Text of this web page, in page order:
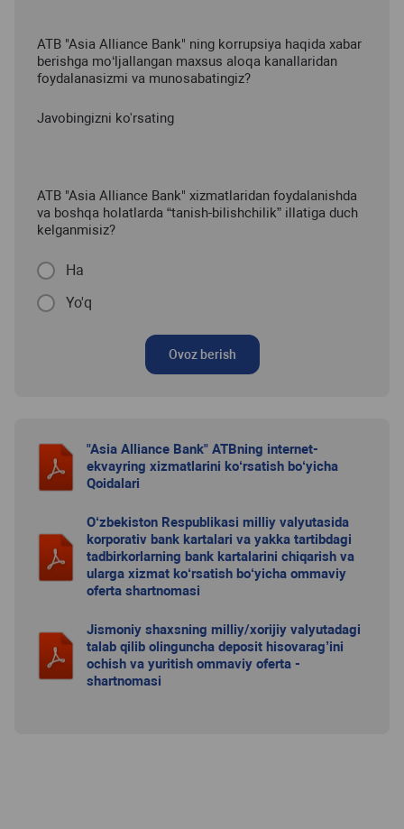
ATB "Asia Alliance Bank" ning korrupsiya haqida xabar
berishga mo‘ljallangan maxsus aloqa kanallaridan
foydalanasizmi va munosabatingiz?
Javobingizni ko'rsating
ATB "Asia Alliance Bank" xizmatlaridan foydalanishda
va boshqa holatlarda “tanish-bilishchilik” illatiga duch
kelganmisiz?
Ha
Yo'q
Ovoz berish
"Asia Alliance Bank" ATBning internet-
ekvayring xizmatlarini ko‘rsatish bo‘yicha
Qoidalari
O‘zbekiston Respublikasi milliy valyutasida
korporativ bank kartalari va yakka tartibdagi
tadbirkorlarning bank kartalarini chiqarish va
ularga xizmat ko‘rsatish bo‘yicha ommaviy
oferta shartnomasi
Jismoniy shaxsning milliy/xorijiy valyutadagi
talab qilib olinguncha deposit hisovarag’ini
ochish va yuritish ommaviy oferta -
shartnomasi